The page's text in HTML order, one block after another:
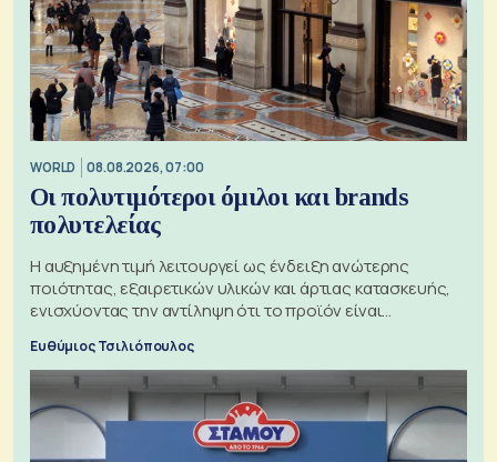
WORLD 08.08.2026, 07:00
Οι πολυτιμότεροι όμιλοι και brands
πολυτελείας
Η αυξημένη τιμή λειτουργεί ως ένδειξη ανώτερης
ποιότητας, εξαιρετικών υλικών και άρτιας κατασκευής,
ενισχύοντας την αντίληψη ότι το προϊόν είναι
Ευθύμιος Τσιλιόπουλος